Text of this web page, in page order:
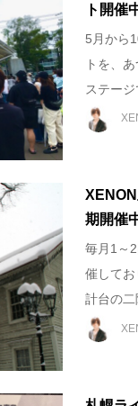
ト開催
5月から
トを、
ステー
期開催
毎月1～
催して
計台の